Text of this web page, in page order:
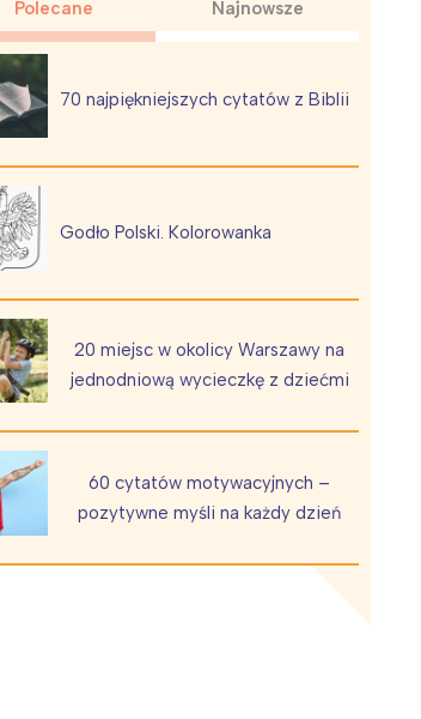
Polecane Najnowsze
70 najpiękniejszych cytatów z Biblii
Godło Polski. Kolorowanka
20 miejsc w okolicy Warszawy na
jednodniową wycieczkę z dziećmi
60 cytatów motywacyjnych –
pozytywne myśli na każdy dzień